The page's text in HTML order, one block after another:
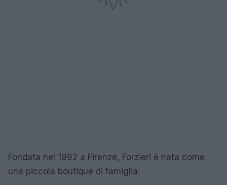
Fondata nel 1992 a Firenze, Forzieri è nata come
una piccola boutique di famiglia.